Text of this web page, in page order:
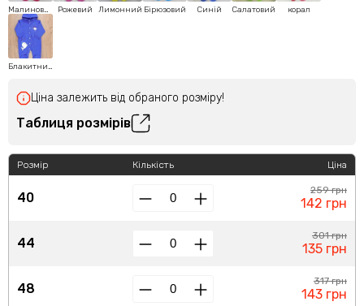
Малиновий Рожевий Лимонний Бірюзовий Синій Салатовий корал
Блакитний
Ціна залежить від обраного розміру!
Таблиця розмірів
Розмір
40
44
48
Кількість Ціна
259 грн
142 грн
301 грн
135 грн
317 грн
143 грн